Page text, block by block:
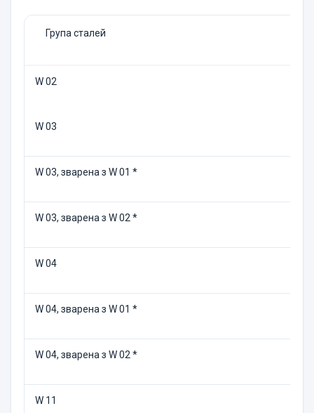
Група сталей
W 02
W 03
W 03, зварена з W 01 *
W 03, зварена з W 02 *
W 04
W 04, зварена з W 01 *
W 04, зварена з W 02 *
W 11